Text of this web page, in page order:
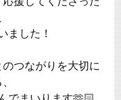
ました！
つながりを大切に